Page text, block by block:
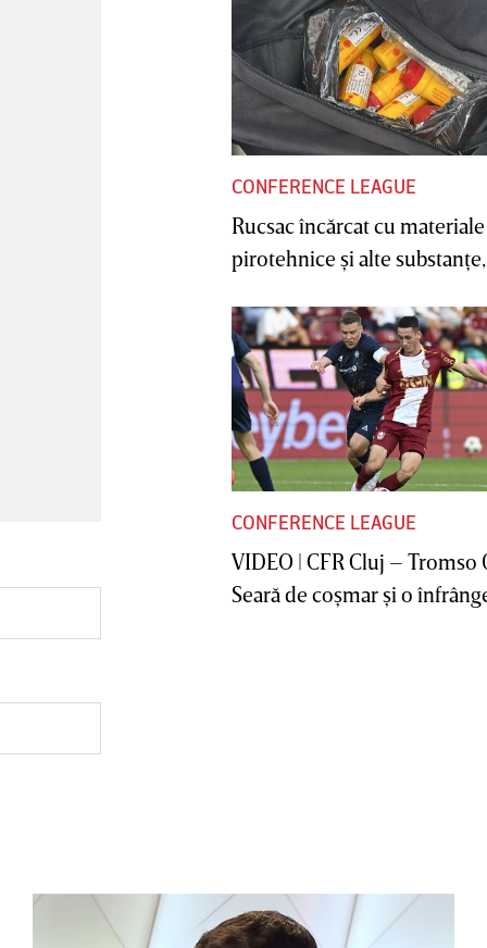
CONFERENCE LEAGUE
Rucsac încărcat cu materiale
pirotehnice şi alte substanţe,
CONFERENCE LEAGUE
VIDEO | CFR Cluj – Tromso
Seară de coşmar şi o